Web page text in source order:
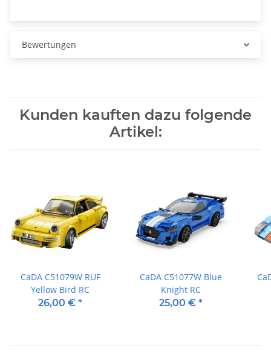
Bewertungen
Kunden kauften dazu folgende
Artikel:
CaDA C51079W RUF
Yellow Bird RC
26,00 € *
CaDA C51077W Blue
Knight RC
25,00 € *